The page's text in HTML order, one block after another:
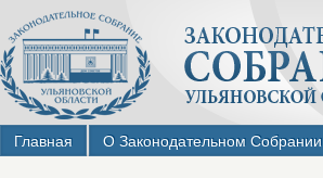
Главная О Законодательном Собрании